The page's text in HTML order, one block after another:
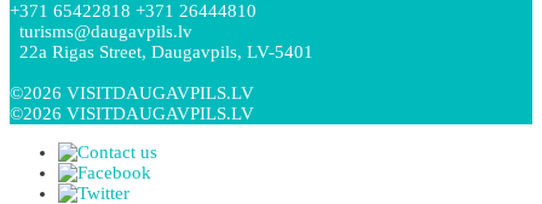
+371 65422818 +371 26444810
turisms@daugavpils.lv
22a Rigas Street, Daugavpils, LV-5401
©2026 VISITDAUGAVPILS.LV
©2026 VISITDAUGAVPILS.LV